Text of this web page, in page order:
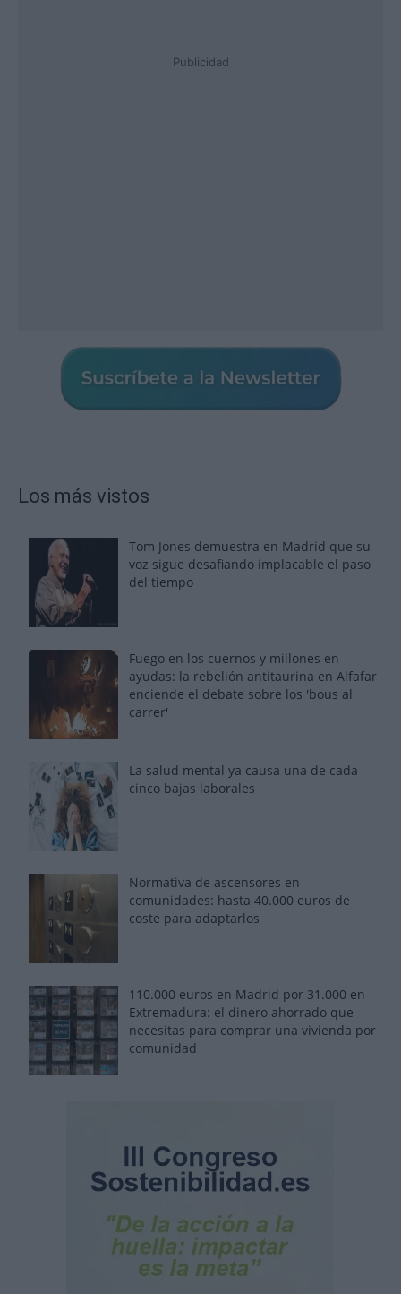
Publicidad
Los más vistos
Tom Jones demuestra en Madrid que su
voz sigue desafiando implacable el paso
del tiempo
Fuego en los cuernos y millones en
ayudas: la rebelión antitaurina en Alfafar
enciende el debate sobre los 'bous al
carrer'
La salud mental ya causa una de cada
cinco bajas laborales
Normativa de ascensores en
comunidades: hasta 40.000 euros de
coste para adaptarlos
110.000 euros en Madrid por 31.000 en
Extremadura: el dinero ahorrado que
necesitas para comprar una vivienda por
comunidad